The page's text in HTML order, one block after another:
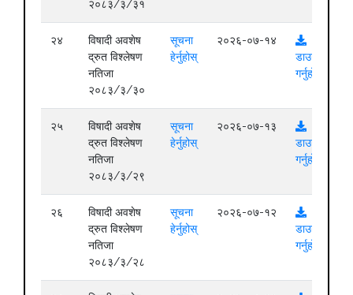
२०८३/३/३१
२४
विषादी अवशेष
द्रुत विश्लेषण
नतिजा
२०८३/३/३०
सूचना
हेर्नुहोस्
२०२६-०७-१४
डाउनलोड
गर्नुहोस्
२५
विषादी अवशेष
द्रुत विश्लेषण
नतिजा
२०८३/३/२९
सूचना
हेर्नुहोस्
२०२६-०७-१३
डाउनलोड
गर्नुहोस्
२६
विषादी अवशेष
द्रुत विश्लेषण
नतिजा
२०८३/३/२८
सूचना
हेर्नुहोस्
२०२६-०७-१२
डाउनलोड
गर्नुहोस्